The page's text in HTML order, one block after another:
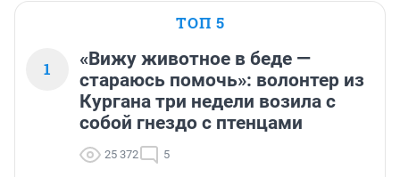
ТОП 5
1
«Вижу животное в беде —
стараюсь помочь»: волонтер из
Кургана три недели возила с
собой гнездо с птенцами
25 372 5